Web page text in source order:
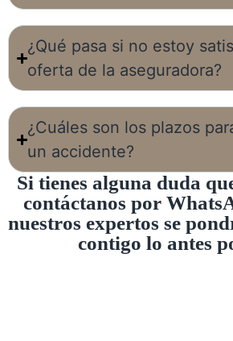
¿Qué pasa si no estoy
oferta de la aseguradora?
¿Cuáles son los plazos
un accidente?
Si tienes alguna duda
contáctanos por
nuestros expertos se
contigo lo antes